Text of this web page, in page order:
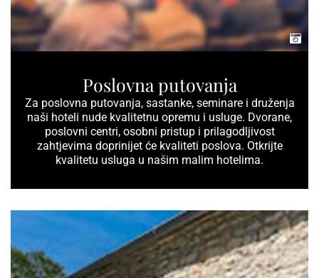
Za poslovna putovanja, sastanke, seminare i druženja
naši hoteli nude kvalitetnu opremu i usluge. Dvorane,
poslovni centri, osobni pristup i prilagodljivost
zahtjevima doprinijet će kvaliteti poslova. Otkrijte
kvalitetu usluga u našim malim hotelima.
Poslovna putovanja